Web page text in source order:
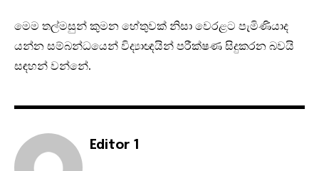
මෙම තල්මසුන් කුමන හේතුවක් නිසා වෙරළට පැමිණියාද
යන්න සම්බන්ධයෙන් විද්‍යාඥයින් පරීක්ෂණ සිදුකරන බවයි
සඳහන් වන්නේ.
Editor 1